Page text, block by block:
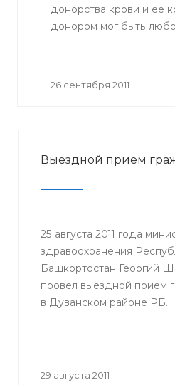
донорства крови и ее
донором мог быть
26 сентября 2011
Выездной прием
25 августа 2011 года
здравоохранения
Башкортостан Георгий
провел выездной прием
в Дуванском районе РБ.
29 августа 2011